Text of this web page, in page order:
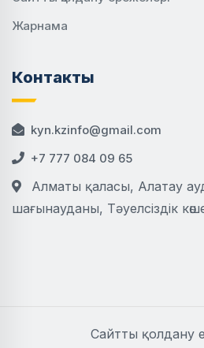
Жарнама
Контакты
kyn.kzinfo@gmail.com
+7 777 084 09 65
Алматы қаласы, Алатау
шағынауданы, Тәуелсіздік
Сайтты қолдану